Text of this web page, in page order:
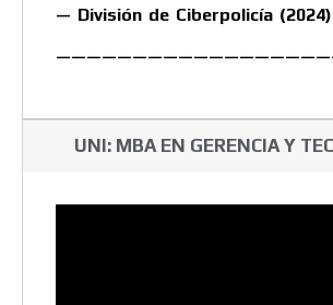
— División de Ciberpolicía
UNI: MBA EN GERENCIA Y